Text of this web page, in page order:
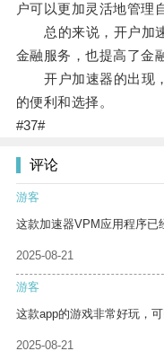
户可以更加灵活地管理
总的来说，开户加速
金融服务，也提高了金
开户加速器的出现，
的便利和选择。
#37#
评论
游客
这款加速器VPM应用程序已
2025-08-21
游客
这款app的游戏非常好玩，可
2025-08-21